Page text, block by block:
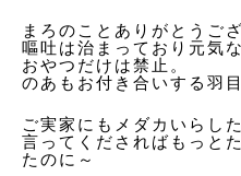
まろのことありがとうご
嘔吐は治まっており元気
おやつだけは禁止。
のあもお付き合いする羽
ご実家にもメダカいらし
言ってくださればもっと
たのに～